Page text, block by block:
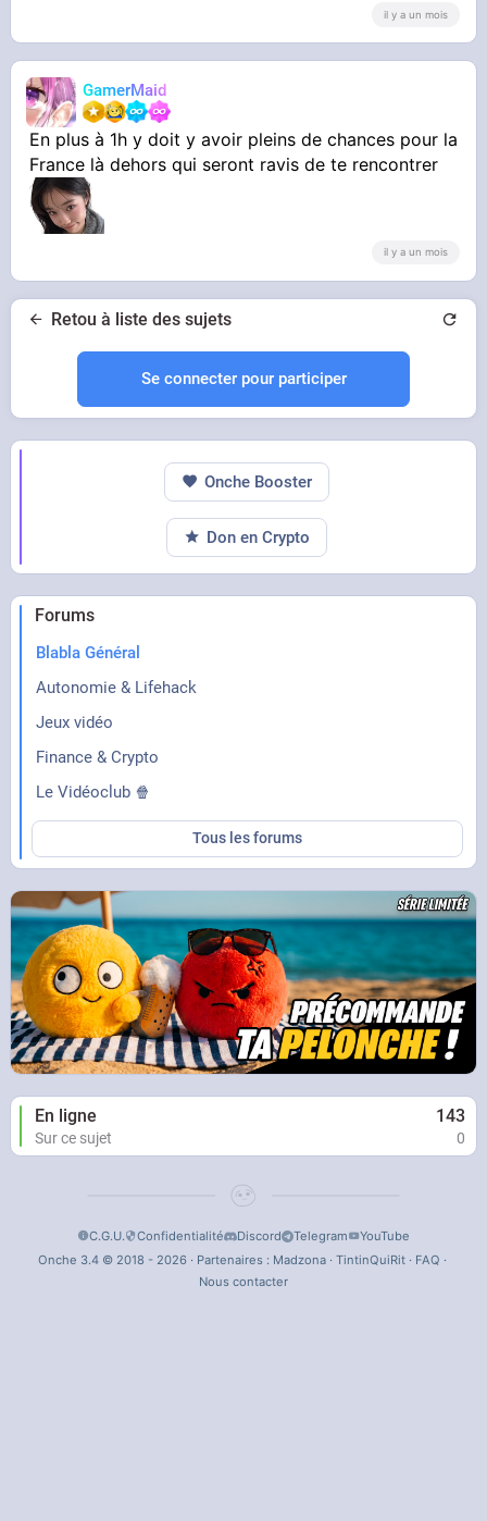
il y a un mois
GamerMaid
En plus à 1h y doit y avoir pleins de chances pour la
France là dehors qui seront ravis de te rencontrer
il y a un mois
Retou à liste des sujets
Se connecter pour participer
Forums
Blabla Général
Autonomie & Lifehack
Jeux vidéo
Finance & Crypto
Le Vidéoclub 🍿
Tous les forums
En ligne 143
Sur ce sujet 0
Onche Booster
Don en Crypto
C.G.U. Confidentialité Discord Telegram
YouTube
Onche 3.4 © 2018 - 2026 · Partenaires : Madzona· TintinQuiRit· FAQ ·
Nous contacter